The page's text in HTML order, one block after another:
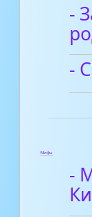
-
-
Мифы
-